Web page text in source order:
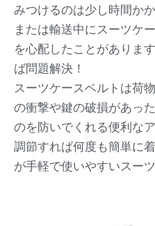
みつけるのは少し時間か
または輸送中にスーツケ
を心配したことがありま
ば問題解決！
スーツケースベルトは荷
の衝撃や鍵の破損があっ
のを防いでくれる便利な
調節すれば何度も簡単に
が手軽で使いやすいスー